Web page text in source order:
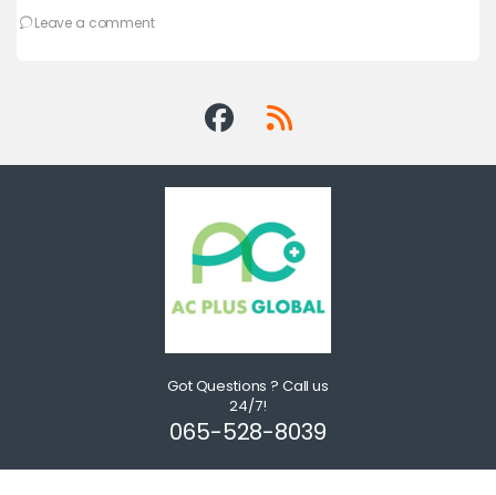
Leave a comment
Got Questions ? Call us
24/7!
065-528-8039